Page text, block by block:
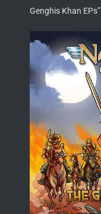
Genghis Khan EPs”